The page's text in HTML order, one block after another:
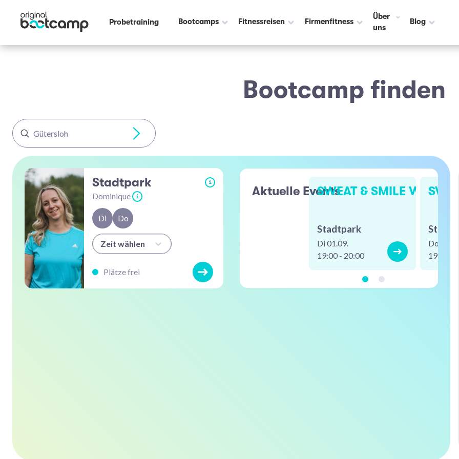
Probetraining Bootcamps Fitnessreisen Firmenfitness
Über
uns
Blog
Bootcamp finden
Gütersloh
Stadtpark i
Dominique i
Di Do
Zeit wählen
Plätze frei
Aktuelle EventsSWEAT & SMILE Workout
Stadtpark
Di 01.09.
19:00 - 20:00
Do 03.09.
19:00 -